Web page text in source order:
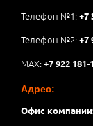
Телефон №1:+7
Телефон №2:+7
MAX:+7 922 181-
Адрес:
Офис